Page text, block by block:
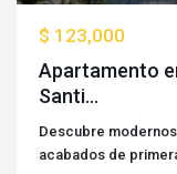
$ 123,000
Apartamento
Santi...
Descubre
acabados de